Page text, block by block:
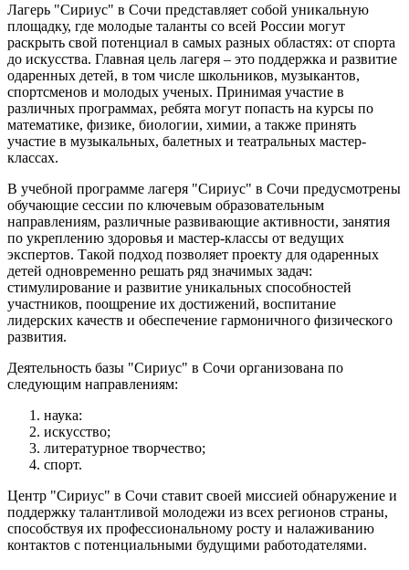
Лагерь "Сириус" в Сочи представляет собой уникальную
площадку, где молодые таланты со всей России могут
раскрыть свой потенциал в самых разных областях: от спорта
до искусства. Главная цель лагеря – это поддержка и развитие
одаренных детей, в том числе школьников, музыкантов,
спортсменов и молодых ученых. Принимая участие в
различных программах, ребята могут попасть на курсы по
математике, физике, биологии, химии, а также принять
участие в музыкальных, балетных и театральных мастер-
классах.
В учебной программе лагеря "Сириус" в Сочи предусмотрены
обучающие сессии по ключевым образовательным
направлениям, различные развивающие активности, занятия
по укреплению здоровья и мастер-классы от ведущих
экспертов. Такой подход позволяет проекту для одаренных
детей одновременно решать ряд значимых задач:
стимулирование и развитие уникальных способностей
участников, поощрение их достижений, воспитание
лидерских качеств и обеспечение гармоничного физического
развития.
Деятельность базы "Сириус" в Сочи организована по
следующим направлениям:
наука:
искусство;
литературное творчество;
спорт.
Центр "Сириус" в Сочи ставит своей миссией обнаружение и
поддержку талантливой молодежи из всех регионов страны,
способствуя их профессиональному росту и налаживанию
контактов с потенциальными будущими работодателями.